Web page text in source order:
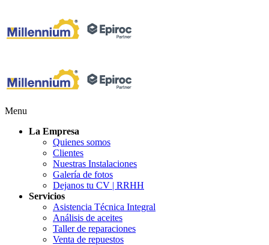
Menu
La Empresa
Quienes somos
Clientes
Nuestras Instalaciones
Galería de fotos
Dejanos tu CV | RRHH
Servicios
Asistencia Técnica Integral
Análisis de aceites
Taller de reparaciones
Venta de repuestos